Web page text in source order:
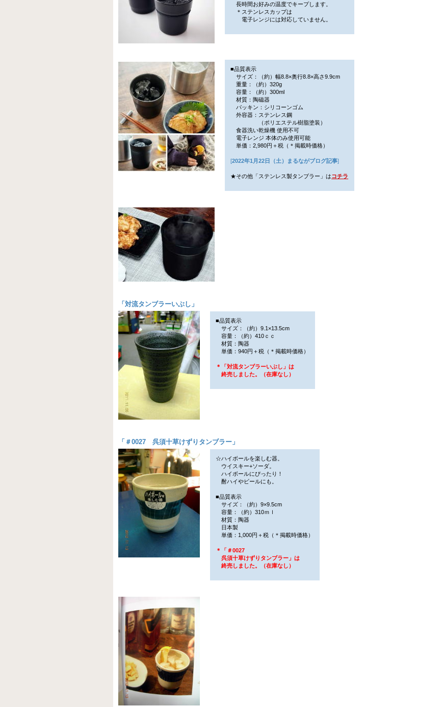
長時間お好みの温度でキープします。
＊ステンレスカップは
電子レンジには対応していません。
■品質表示
サイズ：（約）幅8.8×奥行8.8×高さ9.9cm
重量：（約）320g
容量：（約）300ml
材質：陶磁器
パッキン：シリコーンゴム
外容器：ステンレス鋼
（ポリエステル樹脂塗装）
食器洗い乾燥機 使用不可
電子レンジ 本体のみ使用可能
単価：2,980円＋税（＊掲載時価格）
[2022年1月22日（土）まるながブログ記事]
★その他「ステンレス製タンブラー」はコチラ
「 対流タンブラーいぶし 」
■品質表示
サイズ：（約）9.1×13.5cm
容量：（約）410ｃｃ
材質：陶器
単価：940円＋税（＊掲載時価格）
＊「対流タンブラーいぶし」は
終売しました。（在庫なし）
「 ＃0027 呉須十草けずりタンブラー 」
☆ハイボールを楽しむ器。
ウイスキー+ソーダ。
ハイボールにぴったり！
酎ハイやビールにも。
■品質表示
サイズ：（約）9×9.5cm
容量：（約）310ｍｌ
材質：陶器
日本製
単価：1,000円＋税（＊掲載時価格）
＊「＃0027
呉須十草けずりタンブラー」は
終売しました。（在庫なし）